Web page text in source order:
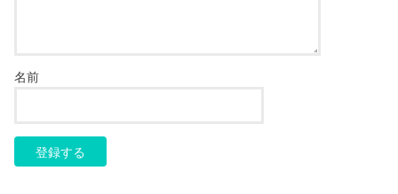
名前